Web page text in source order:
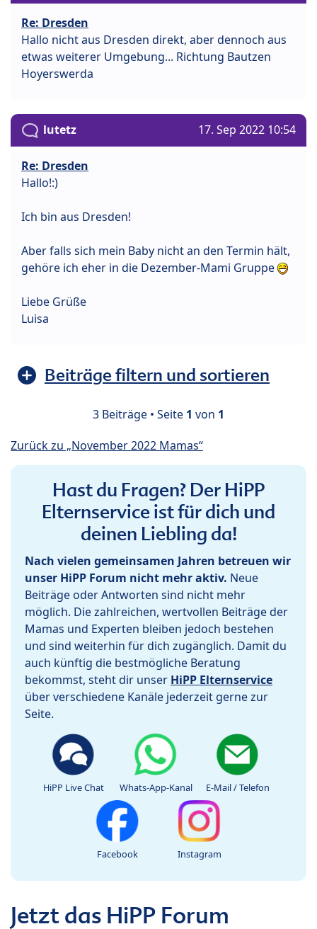
Re: Dresden
Hallo nicht aus Dresden direkt, aber dennoch aus
etwas weiterer Umgebung... Richtung Bautzen
Hoyerswerda
lutetz 17. Sep 2022 10:54
Re: Dresden
Hallo!:)
Ich bin aus Dresden!
Aber falls sich mein Baby nicht an den Termin hält,
gehöre ich eher in die Dezember-Mami Gruppe
Liebe Grüße
Luisa
Beiträge filtern und sortieren
3 Beiträge • Seite 1 von 1
Zurück zu „November 2022 Mamas“
Hast du Fragen? Der HiPP
Elternservice ist für dich und
deinen Liebling da!
Nach vielen gemeinsamen Jahren betreuen wir
unser HiPP Forum nicht mehr aktiv. Neue
Beiträge oder Antworten sind nicht mehr
möglich. Die zahlreichen, wertvollen Beiträge der
Mamas und Experten bleiben jedoch bestehen
und sind weiterhin für dich zugänglich. Damit du
auch künftig die bestmögliche Beratung
bekommst, steht dir unser HiPP Elternservice
über verschiedene Kanäle jederzeit gerne zur
Seite.
HiPP Live Chat Whats-App-Kanal E-Mail / Telefon
Facebook Instagram
Jetzt das HiPP Forum